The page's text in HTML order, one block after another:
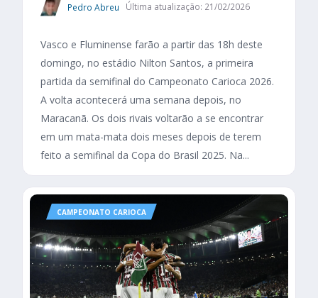
Pedro Abreu Última atualização: 21/02/2026
Vasco e Fluminense farão a partir das 18h deste
domingo, no estádio Nilton Santos, a primeira
partida da semifinal do Campeonato Carioca 2026.
A volta acontecerá uma semana depois, no
Maracanã. Os dois rivais voltarão a se encontrar
em um mata-mata dois meses depois de terem
feito a semifinal da Copa do Brasil 2025. Na...
CAMPEONATO CARIOCA